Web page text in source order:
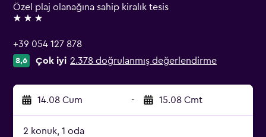
Özel plaj olanağına sahip kiralık tesis
3 yıldız
+39 054 127 878
8,6 Çok iyi 2.378 doğrulanmış değerlendirme
14.08 Cum - 15.08 Cmt
2 konuk, 1 oda